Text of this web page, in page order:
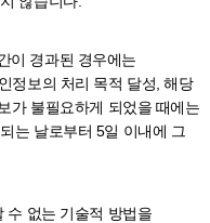
이 경과된 경우에는
정보의 처리 목적 달성, 해당
가 불필요하게 되었을 때에는
는 날로부터 5일 이내에 그
수 없는 기술적 방법을